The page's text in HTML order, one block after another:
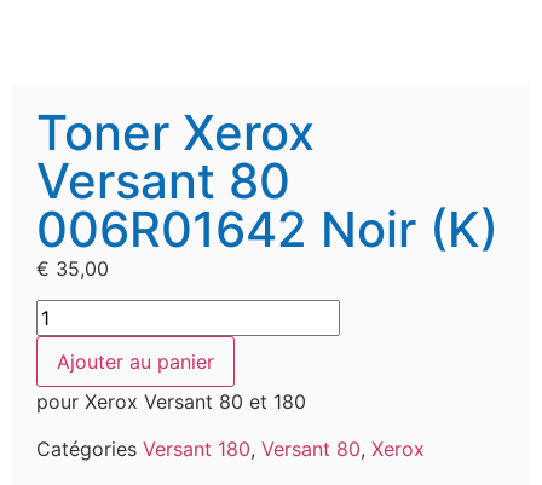
Toner Xerox
Versant 80
006R01642 Noir (K)
€ 35,00
Ajouter au panier
pour Xerox Versant 80 et 180
Catégories Versant 180, Versant 80, Xerox